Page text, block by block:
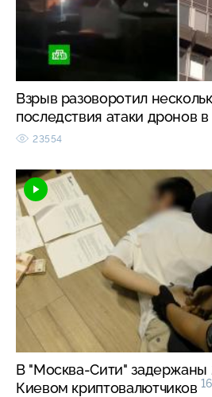
Взрыв разоворотил
последствия атаки дронов
23554
В "Москва-Сити" задержаны
Киевом криптовалютчиков